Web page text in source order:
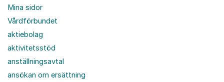
Mina sidor
Vårdförbundet
aktiebolag
aktivitetsstöd
anställningsavtal
ansökan om ersättning